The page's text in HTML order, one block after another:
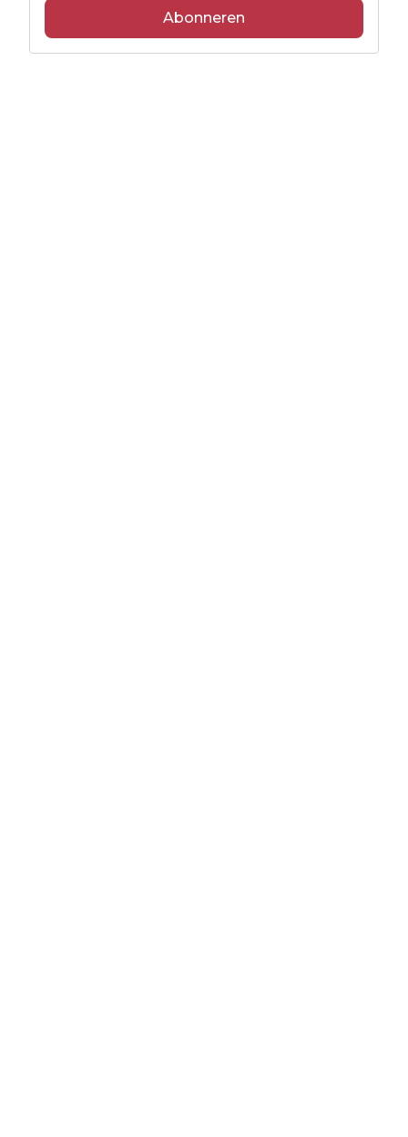
Abonneren